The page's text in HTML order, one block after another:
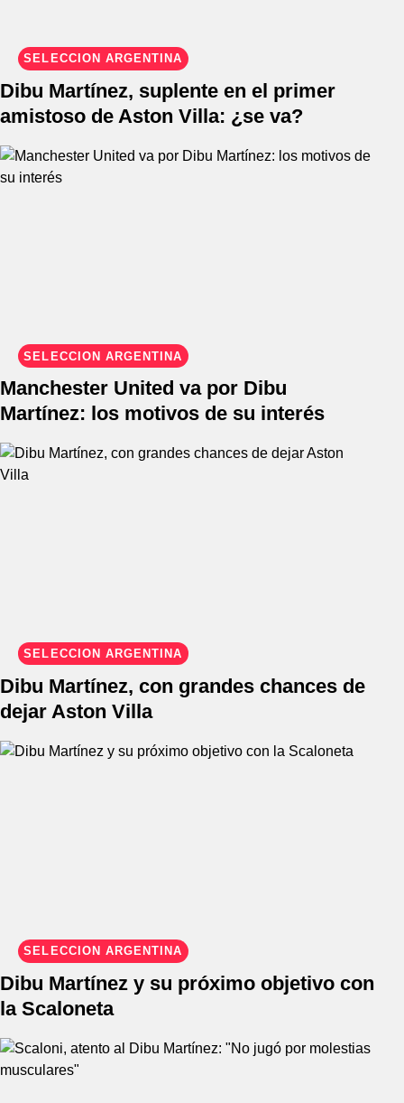
SELECCIÓN ARGENTINA
Dibu Martínez, suplente en el primer
amistoso de Aston Villa: ¿se va?
SELECCIÓN ARGENTINA
Manchester United va por Dibu
Martínez: los motivos de su interés
SELECCIÓN ARGENTINA
Dibu Martínez, con grandes chances de
dejar Aston Villa
SELECCIÓN ARGENTINA
Dibu Martínez y su próximo objetivo con
la Scaloneta